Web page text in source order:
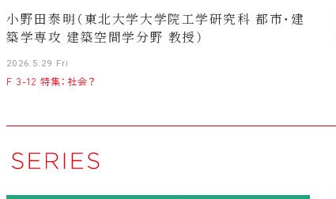
小野田泰明（東北大学大学院工学研究科 都市・建
築学専攻 建築空間学分野 教授）
2026.5.29 Fri
F 3-12 特集：社会？